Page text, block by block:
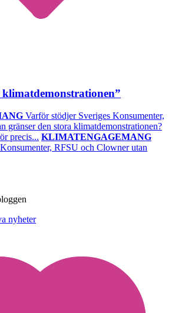
Varför stödjer Sveriges Konsumenter,
gränser den stora klimatdemonstrationen?
precis... KLIMATENGAGEMANG
RFSU och Clowner utan
nyheter